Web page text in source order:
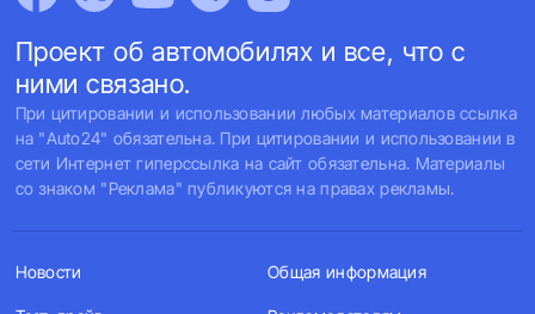
Проект об автомобилях и все, что с
ними связано.
При цитировании и использовании любых материалов ссылка
на "Auto24" обязательна. При цитировании и использовании в
сети Интернет гиперссылка на сайт обязательна. Материалы
со знаком "Реклама" публикуются на правах рекламы.
Новости Общая информация